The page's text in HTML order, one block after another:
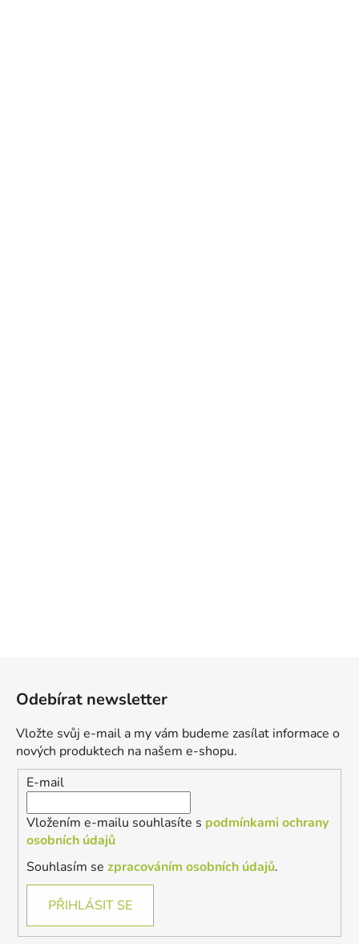
Odebírat newsletter
Vložte svůj e-mail a my vám budeme zasílat informace o
nových produktech na našem e-shopu.
E-mail
Vložením e-mailu souhlasíte s podmínkami ochrany
osobních údajů
Souhlasím se zpracováním osobních údajů.
PŘIHLÁSIT SE